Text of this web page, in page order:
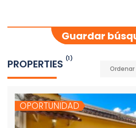
Guardar
PROPERTIES (1)
Ordenar
OPORTUNIDAD